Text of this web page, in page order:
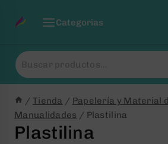
Categorias
Buscar
por:
/ Tienda / Papelería y Material
Manualidades / Plastilina
Plastilina